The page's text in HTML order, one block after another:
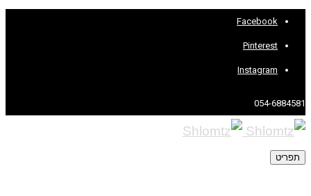
Facebook
Pinterest
Instagram
054-6884581
תפריט